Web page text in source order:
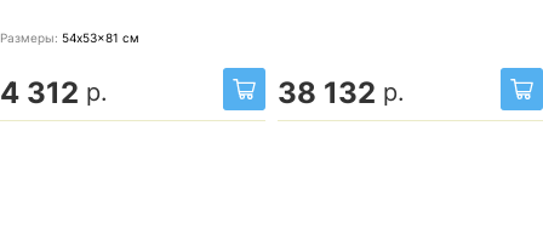
Размеры: 54x53x81 см
4 312 р. 38 132 р.